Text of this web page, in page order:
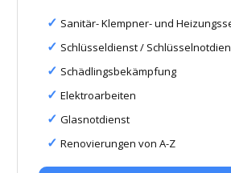
Sanitär- Klempner- und
Schlüsseldienst /
Schädlingsbekämpfung
Elektroarbeiten
Glasnotdienst
Renovierungen von A-Z